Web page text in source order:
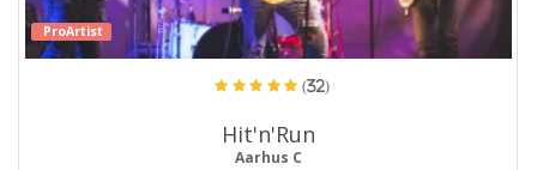
ProArtist
(32)
Hit'n'Run
Aarhus C